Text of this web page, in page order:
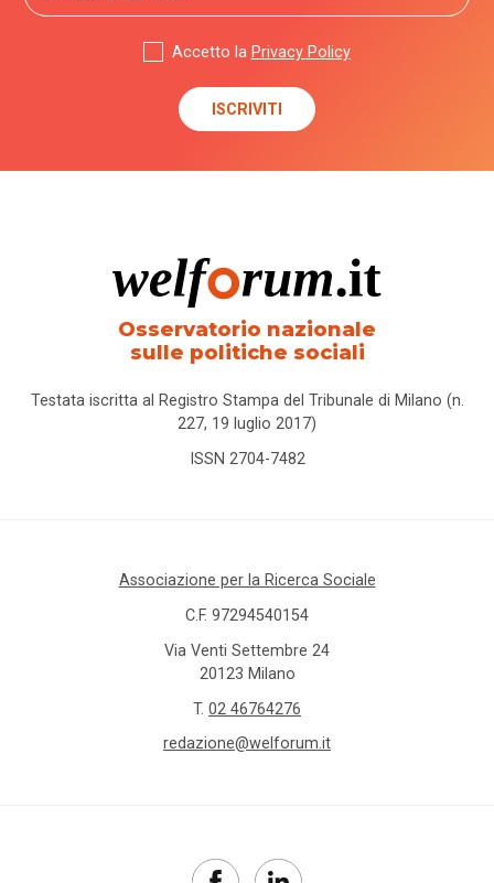
Accetto la Privacy Policy
Osservatorio nazionale
sulle politiche sociali
Testata iscritta al Registro Stampa del Tribunale di Milano (n.
227, 19 luglio 2017)
ISSN 2704-7482
Associazione per la Ricerca Sociale
C.F. 97294540154
Via Venti Settembre 24
20123 Milano
T. 02 46764276
redazione@welforum.it